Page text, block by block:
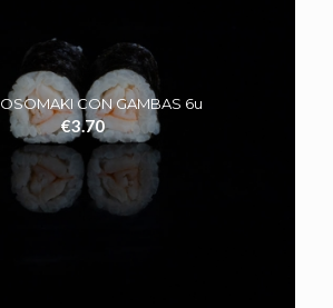
CON GAMBAS 6u
€3.70